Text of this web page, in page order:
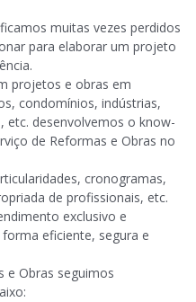
muitas vezes perdidos
para elaborar um projeto
projetos e obras em
condomínios, indústrias,
etc. desenvolvemos o know-
de Reformas e Obras no
cronogramas,
de profissionais, etc.
exclusivo e
eficiente, segura e
e Obras seguimos